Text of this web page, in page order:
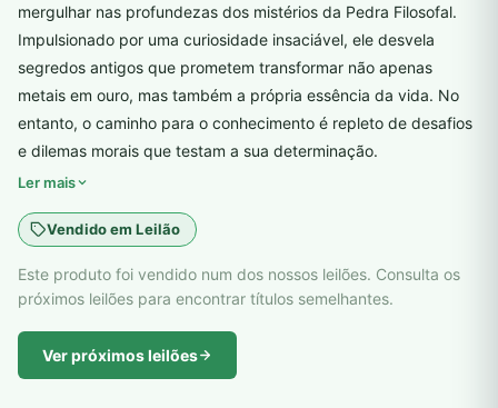
mergulhar nas profundezas dos mistérios da Pedra Filosofal.
Impulsionado por uma curiosidade insaciável, ele desvela
segredos antigos que prometem transformar não apenas
metais em ouro, mas também a própria essência da vida. No
entanto, o caminho para o conhecimento é repleto de desafios
e dilemas morais que testam a sua determinação.
Ler mais
Vendido em Leilão
Este produto foi vendido num dos nossos leilões. Consulta os
próximos leilões para encontrar títulos semelhantes.
Ver próximos leilões